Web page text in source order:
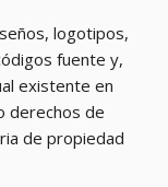
logotipos,
fuente y,
existente en
derechos de
de propiedad